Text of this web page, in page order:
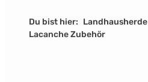
Du bist hier: Landhausherde
Lacanche Zubehör